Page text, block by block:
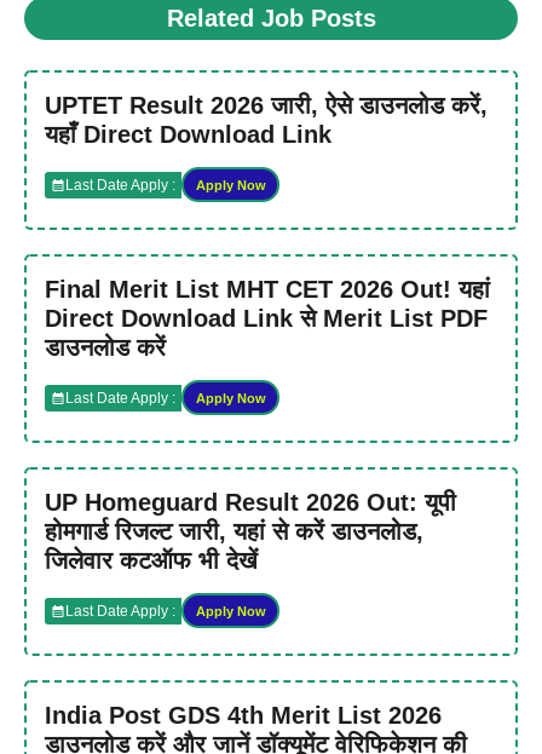
Related Job Posts
UPTET Result 2026 जारी, ऐसे डाउनलोड करें,
यहाँ Direct Download Link
Last Date Apply : Apply Now
Final Merit List MHT CET 2026 Out! यहां
Direct Download Link से Merit List PDF
डाउनलोड करें
Last Date Apply : Apply Now
UP Homeguard Result 2026 Out: यूपी
होमगार्ड रिजल्ट जारी, यहां से करें डाउनलोड,
जिलेवार कटऑफ भी देखें
Last Date Apply : Apply Now
India Post GDS 4th Merit List 2026
डाउनलोड करें और जानें डॉक्यूमेंट वेरिफिकेशन की